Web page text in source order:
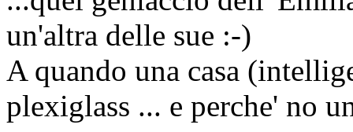
un'altra delle sue :-)
A quando una casa
plexiglass ... e perche' no